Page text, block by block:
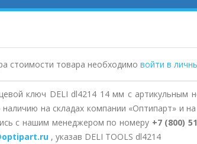
стоимости товара необходимо войти в
ключ DELI dl4214 14 мм с артикульным
на складах компании «Оптипарт» и
с нашим менеджером по номеру +7 (800)
, указав DELI TOOLS dl4214